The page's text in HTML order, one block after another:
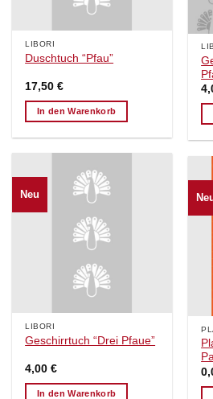
LIBORI
Duschtuch “Pfau”
17,50€
In den Warenkorb
Neu
LIBORI
Geschirrtuch “Drei Pfaue”
4,00€
In den Warenkorb